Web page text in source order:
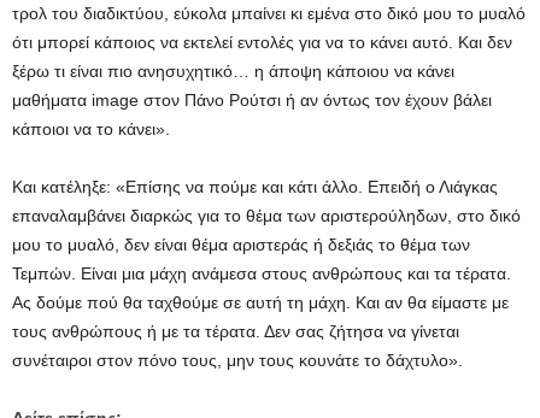
τρολ του διαδικτύου, εύκολα μπαίνει κι εμένα στο δικό μου το μυαλό
ότι μπορεί κάποιος να εκτελεί εντολές για να το κάνει αυτό. Και δεν
ξέρω τι είναι πιο ανησυχητικό… η άποψη κάποιου να κάνει
μαθήματα image στον Πάνο Ρούτσι ή αν όντως τον έχουν βάλει
κάποιοι να το κάνει».
Και κατέληξε: «Επίσης να πούμε και κάτι άλλο. Επειδή ο Λιάγκας
επαναλαμβάνει διαρκώς για το θέμα των αριστερούληδων, στο δικό
μου το μυαλό, δεν είναι θέμα αριστεράς ή δεξιάς το θέμα των
Τεμπών. Είναι μια μάχη ανάμεσα στους ανθρώπους και τα τέρατα.
Ας δούμε πού θα ταχθούμε σε αυτή τη μάχη. Και αν θα είμαστε με
τους ανθρώπους ή με τα τέρατα. Δεν σας ζήτησα να γίνεται
συνέταιροι στον πόνο τους, μην τους κουνάτε το δάχτυλο».